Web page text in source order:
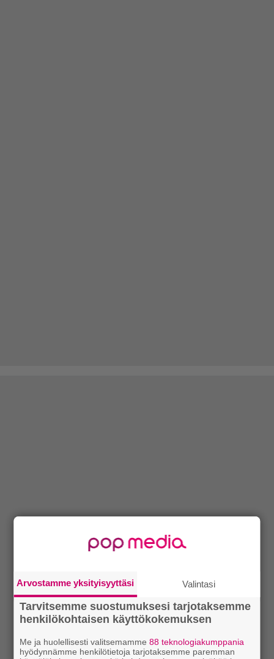
Arvostamme yksityisyyttäsi Valintasi
Tarvitsemme suostumuksesi tarjotaksemme
henkilökohtaisen käyttökokemuksen
Me ja huolellisesti valitsemamme88 teknologiakumppania
hyödynnämme henkilötietoja tarjotaksemme paremman